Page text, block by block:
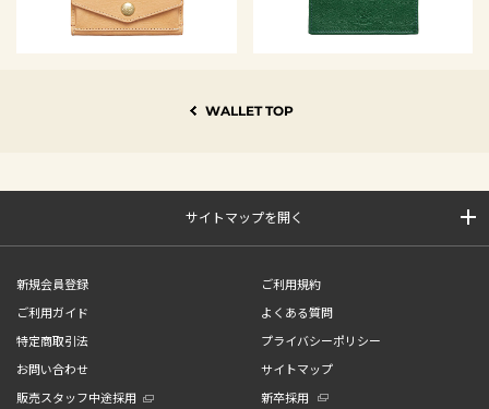
WALLET TOP
サイトマップを開く
新規会員登録
ご利用規約
ご利用ガイド
よくある質問
特定商取引法
プライバシーポリシー
お問い合わせ
サイトマップ
販売スタッフ中途採用
新卒採用